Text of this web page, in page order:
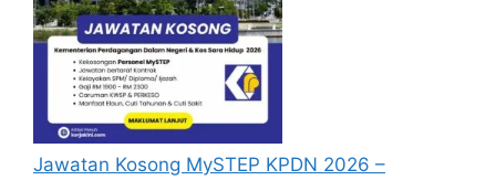
bulandari tarikh iklan ditutup hendaklah
menganggap permohonan mereka tidak
berjaya.
Mohon Online
Jawatan Kosong MySTEP KPDN 2026 –